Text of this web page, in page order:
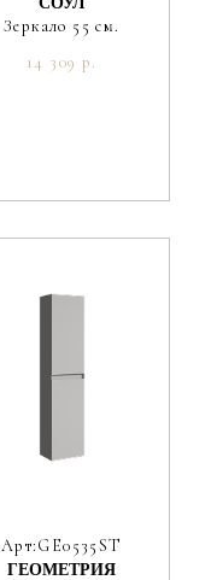
Зеркало 55 см.
14 309 р.
Арт:GE0535ST
ГЕОМЕТРИЯ